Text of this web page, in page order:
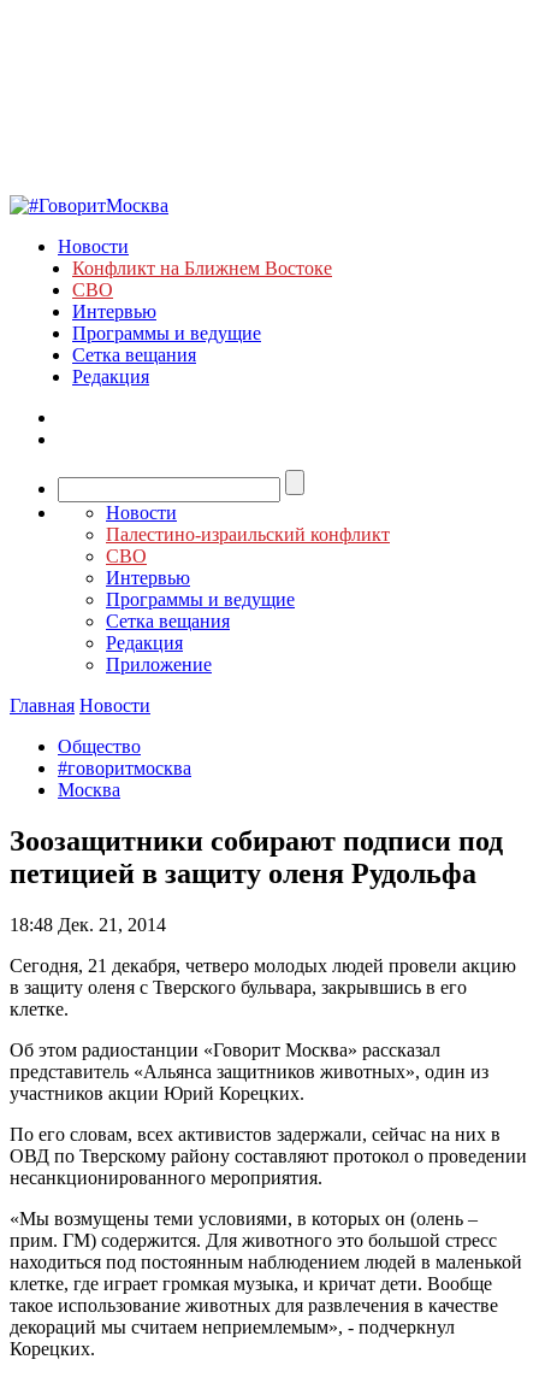
Новости
Конфликт на Ближнем Востоке
СВО
Интервью
Программы и ведущие
Сетка вещания
Редакция
Новости
Палестино-израильский конфликт
СВО
Интервью
Программы и ведущие
Сетка вещания
Редакция
Приложение
Главная Новости
Общество
#говоритмосква
Москва
Зоозащитники собирают подписи под
петицией в защиту оленя Рудольфа
18:48 Дек. 21, 2014
Сегодня, 21 декабря, четверо молодых людей провели акцию
в защиту оленя с Тверского бульвара, закрывшись в его
клетке.
Об этом радиостанции «Говорит Москва» рассказал
представитель «Альянса защитников животных», один из
участников акции Юрий Корецких.
По его словам, всех активистов задержали, сейчас на них в
ОВД по Тверскому району составляют протокол о проведении
несанкционированного мероприятия.
«Мы возмущены теми условиями, в которых он (олень –
прим. ГМ) содержится. Для животного это большой стресс
находиться под постоянным наблюдением людей в маленькой
клетке, где играет громкая музыка, и кричат дети. Вообще
такое использование животных для развлечения в качестве
декораций мы считаем неприемлемым», - подчеркнул
Корецких.